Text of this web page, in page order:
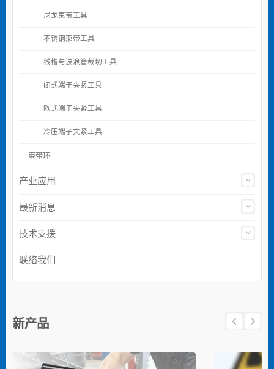
尼龙束带工具
不锈钢束带工具
线槽与波浪管裁切工具
闭式端子夹紧工具
欧式端子夹紧工具
冷压端子夹紧工具
束带环
产业应用
最新消息
技术支援
联络我们
新产品